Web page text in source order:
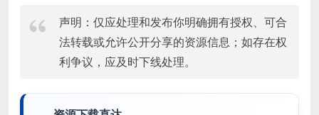
声明：仅应处理和发布你明确拥有授权、可合
法转载或允许公开分享的资源信息；如存在权
利争议，应及时下线处理。